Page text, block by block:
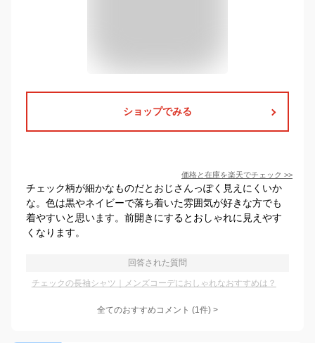
ショップでみる
価格と在庫を楽天でチェック >>
チェック柄が細かなものだとおじさんっぽく見えにくいか
な。色は黒やネイビーで落ち着いた雰囲気が好きな方でも
着やすいと思います。前開きにするとおしゃれに見えやす
くなります。
回答された質問
チェックの長袖シャツ｜メンズコーデにおしゃれなおすすめは？
全てのおすすめコメント (1件) >